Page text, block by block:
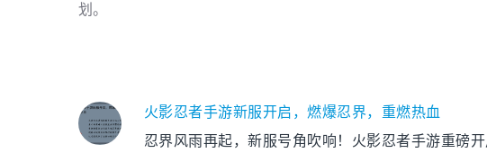
划。
火影忍者手游新服开启，燃爆忍界，重燃热血
忍界风雨再起，新服号角吹响！火影忍者手游重磅